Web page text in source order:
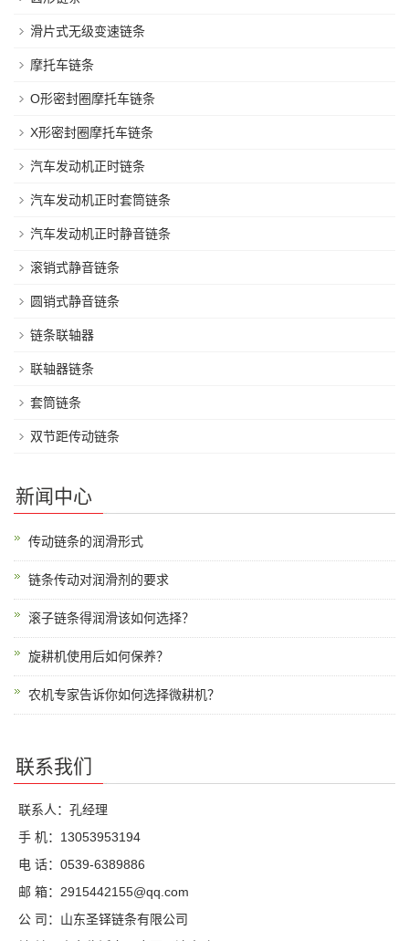
滑片式无级变速链条
摩托车链条
O形密封圈摩托车链条
X形密封圈摩托车链条
汽车发动机正时链条
汽车发动机正时套筒链条
汽车发动机正时静音链条
滚销式静音链条
圆销式静音链条
链条联轴器
联轴器链条
套筒链条
双节距传动链条
新闻中心
传动链条的润滑形式
链条传动对润滑剂的要求
滚子链条得润滑该如何选择？
旋耕机使用后如何保养？
农机专家告诉你如何选择微耕机？
联系我们
联系人：孔经理
手 机：13053953194
电 话：0539-6389886
邮 箱：2915442155@qq.com
公 司：山东圣铎链条有限公司